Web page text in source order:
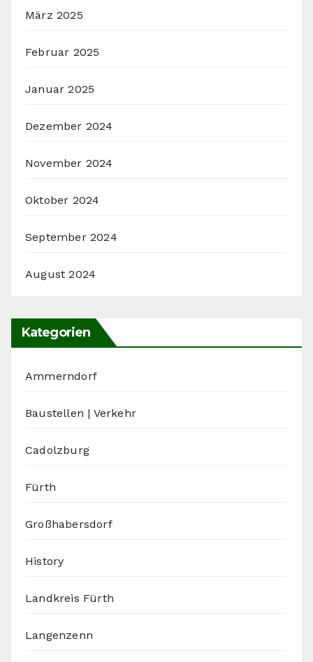
März 2025
Februar 2025
Januar 2025
Dezember 2024
November 2024
Oktober 2024
September 2024
August 2024
Kategorien
Ammerndorf
Baustellen | Verkehr
Cadolzburg
Fürth
Großhabersdorf
History
Landkreis Fürth
Langenzenn